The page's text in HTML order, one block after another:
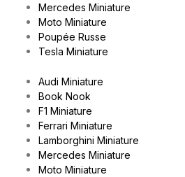
Mercedes Miniature
Moto Miniature
Poupée Russe
Tesla Miniature
Audi Miniature
Book Nook
F1 Miniature
Ferrari Miniature
Lamborghini Miniature
Mercedes Miniature
Moto Miniature